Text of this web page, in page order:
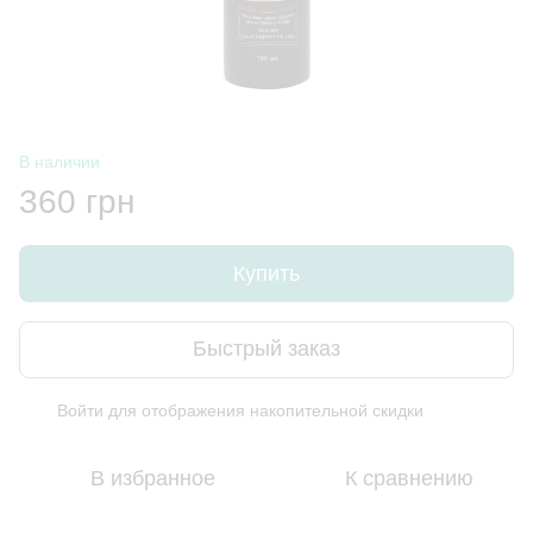
В наличии
360 грн
Купить
Быстрый заказ
Войти для отображения накопительной скидки
В избранное К сравнению